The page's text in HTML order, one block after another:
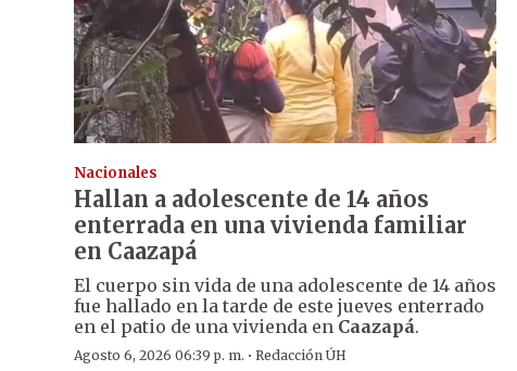
Nacionales
Hallan a adolescente de 14 años
enterrada en una vivienda familiar
en Caazapá
El cuerpo sin vida de una adolescente de 14 años
fue hallado en la tarde de este jueves enterrado
en el patio de una vivienda en Caazapá.
Agosto 6, 2026 06:39 p. m. · Redacción ÚH